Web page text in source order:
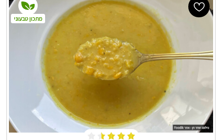
מתכון טבעוני